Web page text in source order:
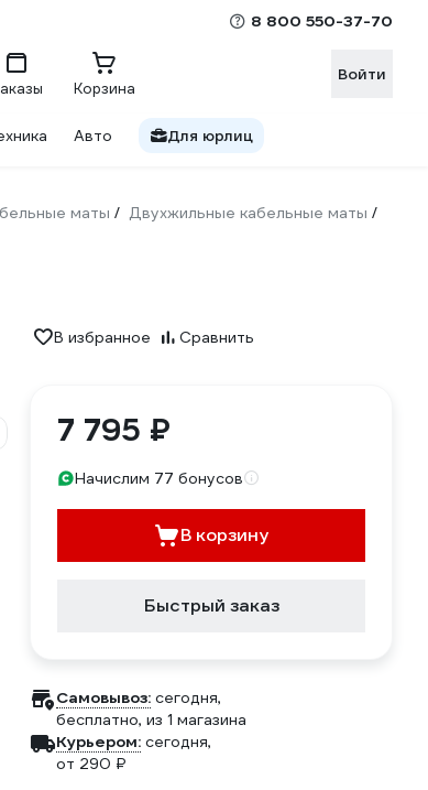
8 800 550-37-70
Корзина
Войти
Авто Для юрлиц
маты / Двухжильные кабельные маты /
В избранное Сравнить
7 795 ₽
Начислим 77 бонусов
В корзину
Быстрый заказ
Самовывоз: сегодня,
бесплатно, из 1 магазина
Курьером: сегодня,
от 290 ₽